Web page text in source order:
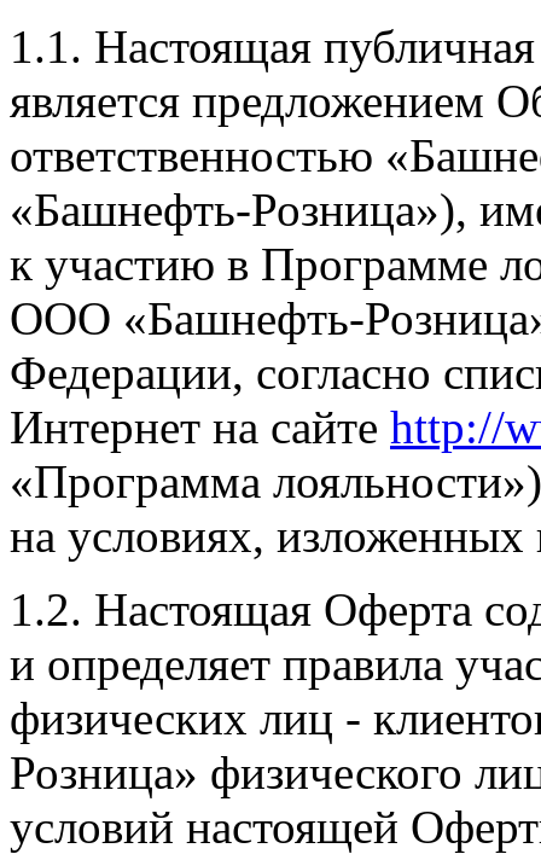
1.1. Настоящая
является предложением
ответственностью
«Башнефть-Розница»),
к участию в Программе
ООО «Башнефть-
Федерации, согласно
Интернет на сайте http://
«Программа
на условиях,
1.2. Настоящая Оферта
и определяет правила
физических лиц -
Розница» физического
условий настоящей